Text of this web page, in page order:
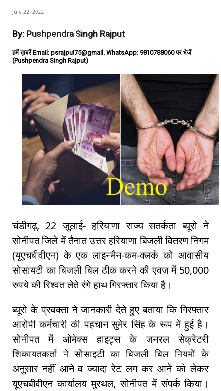
July 22, 2022
By: Pushpendra Singh Rajput
हमें ख़बरें Email: psrajput75@gmail. WhatsApp: 9810788060 पर भेजें
(Pushpendra Singh Rajput)
चंडीगढ़, 22 जुलाई- हरियाणा राज्य सतर्कता ब्यूरो ने
सोनीपत जिले में तैनात उत्तर हरियाणा बिजली वितरण निगम
(यूएचबीवीएन) के एक लाइनमैन-कम-क्लर्क को आवासीय
सोसायटी का बिजली बिल ठीक करने की एवज में 50,000
रुपये की रिश्वत लेते रंगे हाथ गिरफ्तार किया है।
ब्यूरो के प्रवक्ता ने जानकारी देते हुए बताया कि गिरफ्तार
आरोपी कर्मचारी की पहचान सुमेर सिंह के रूप में हुई है।
सोनीपत में ओमेक्स हाइट्स के जनरल सेक्रेटरी
शिकायतकर्ता ने सोसाइटी का बिजली बिल नियमों के
अनुसार नहीं आने व ज्यादा रेट लग कर आने को लेकर
यूएचबीवीएन कार्यालय मुरथल, सोनीपत में संपर्क किया।